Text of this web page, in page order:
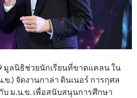
มูลนิธิช่วยนักเรียนที่ขาดแคลน ใน
.) จัดงานกาล่า ดินเนอร์ การกุศล
บ ม.น.ข. เพื่อสนับสนุนการศึกษา